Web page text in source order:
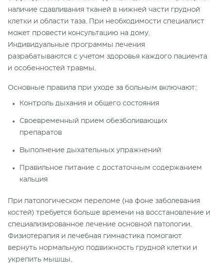
наличие сдавливания тканей в нижней части грудной
клетки и области таза. При необходимости специалист
может провести консультацию на дому.
Индивидуальные программы лечения
разрабатываются с учетом здоровья каждого пациента
и особенностей травмы.
Основные правила при уходе за больным включают:
Контроль дыхания и общего состояния
Своевременный прием обезболивающих
препаратов
Выполнение дыхательных упражнений
Правильное питание с достаточным содержанием
кальция
При патологическом переломе (на фоне заболевания
костей) требуется больше времени на восстановление и
специализированное лечение основной патологии.
Физиотерапия и лечебная гимнастика помогают
вернуть нормальную подвижность грудной клетки и
укрепить мышцы.